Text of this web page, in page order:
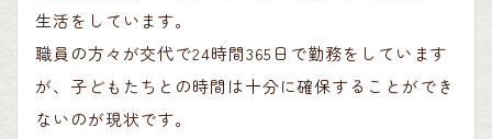
生活をしています。
職員の方々が交代で24時間365日で勤務をしています
が、子どもたちとの時間は十分に確保することができ
ないのが現状です。